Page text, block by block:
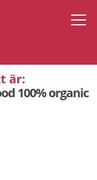
är:
100% organic